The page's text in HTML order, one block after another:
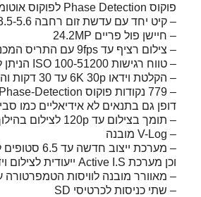
פוקוס Phase Detection לפוקוס אוטומטי הכי מדויק ומהיר שיש.
– קיט יחד עם עדשת זום רחבה 20-60mm F/3.5-5.6
– חיישן פול פריים 24.2MP
– צילום רציף עד 9fps עם התריס המכני ועד 30fps עם התריס האלקטרוני
– טווח רגישות ISO 100-51200 הניתן להרחבה ל 50-204800
– הקלטת וידאו 6K 30p עד 30 דקות והקלטה 4K 60p 4:2:2 10-Bit לזמן בלתי מוגבל
– 779 נקודות פוקוס Phase-Detection ליכולות פוקוס אוטומטי יוצאות
דופן גם בתנאים לא אידיאליים כמו
– תומך בצילום עד 120p לצילום בהילוך איטי
– V-Log מובנה
– מערכת ייצוב חדשה עד 6.5 סטופים להפחתה ברעידות והגברת חדות התמונה
וכן מערכת Active I.S ייעודית לצילום וידאו לצילום יציב גם בתזוזה.
– מאוורר מובנה לוויסות הטמפרטורה
– שתי כניסות לכרטיסי SD